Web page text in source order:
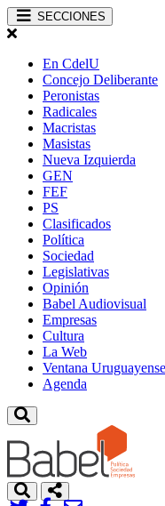
SECCIONES
En CdelU
Concejo Deliberante
Peronistas
Radicales
Macristas
Masistas
Nueva Izquierda
GEN
FEF
PS
Clasificados
Política
Sociedad
Legislativas
Opinión
Babel Audiovisual
Empresas
Cultura
La Web
Ventana Uruguayense
Agenda